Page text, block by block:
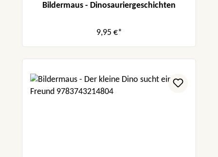
Bildermaus - Dinosauriergeschichten
9,95 €*